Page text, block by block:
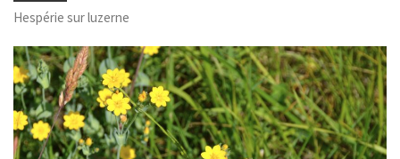
Hespérie sur luzerne